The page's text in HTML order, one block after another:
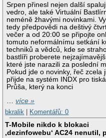
Srpen přinesl nejen další
vedro, ale také Virtuální
neméně žhavými novinkami.
tedy předpovědi na deštivý
večer a od 20:00 se připojte
tomuto neformálnímu setkání
techniků a vědců, kde se
bastlíři proberete
které jste narazili za poslední
Pokud jde o novinky, řeč zcela
přijde na systém INDX pro
Průša, který na konci
…více »
bkralik | Komentářů: 0
T-Mobile nikdo k blokaci
‚dezinfowebu‘ AC24 nenutil,